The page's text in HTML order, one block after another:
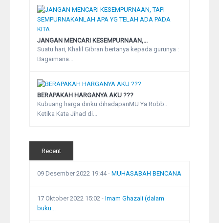
JANGAN MENCARI KESEMPURNAAN,...
Suatu hari, Khalil Gibran bertanya kepada gurunya :
Bagaimana...
BERAPAKAH HARGANYA AKU ???
Kubuang harga diriku dihadapanMU Ya Robb..
Ketika Kata Jihad di...
Recent
09 Desember 2022 19:44- MUHASABAH BENCANA
17 Oktober 2022 15:02 - Imam Ghazali (dalam
buku...